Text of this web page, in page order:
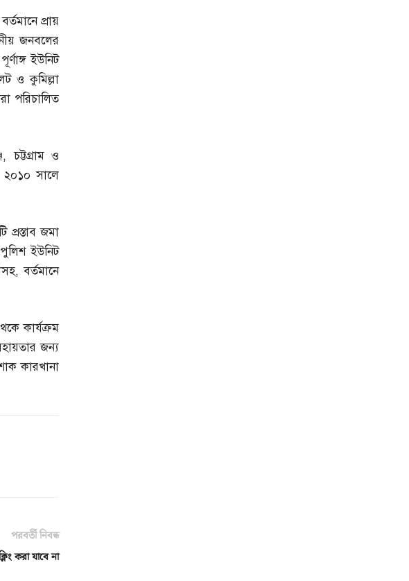
প্রায়
জনবলের
ইউনিট
ও কুমিল্লা
পরিচালিত
,চট্টগ্রাম ও
২০১০ সালে
প্রস্তাব জমা
পুলিশ ইউনিট
,বর্তমানে
কার্যক্রম
জন্য
কারখানা
পরবর্তী নিবন্ধ
করা যাবে না